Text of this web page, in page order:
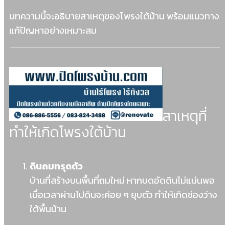
บทความนี้จะอธิบายสาเหตุของโพรงใต้บ้าน พร้อมแนวทาง
แก้ปัญหาอย่างเหมาะสม
สาเหตุที่
ทำให้เกิดโพรงใต้บ้าน
ดินถมทรุดตัว
บ้านที่สร้างบนพื้นที่ถมใหม่ หากบดอัดดินไม่แน่นพอ
เมื่อเวลาผ่านไปดินจะค่อย ๆ ยุบตัว ทำให้เกิดช่องว่าง
ใต้พื้นบ้าน